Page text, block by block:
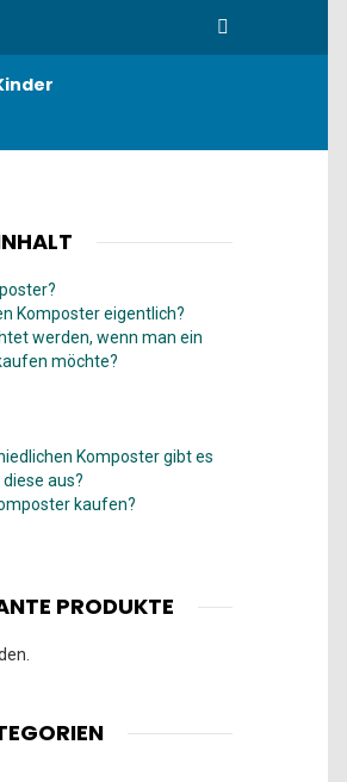
Komposter eigentlich?
werden, wenn man ein
möchte?
Komposter gibt es
aus?
kaufen?
PRODUKTE